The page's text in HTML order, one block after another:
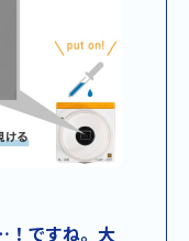
！ですね。大